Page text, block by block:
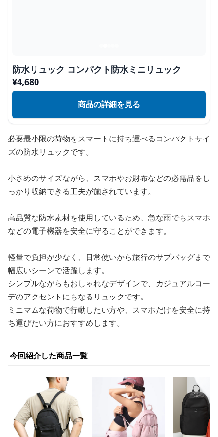
防水リュック コンパクト防水ミニリュック
¥4,680
商品の詳細を見る
必要最小限の荷物をスマートに持ち運べるコンパクトサイ
ズの防水リュックです。
小さめのサイズながら、スマホやお財布などの必需品をし
っかり収納できる工夫が施されています。
高品質な防水素材を使用しているため、急な雨でもスマホ
などの電子機器を安全に守ることができます。
軽量で負担が少なく、日常使いから旅行のサブバッグまで
幅広いシーンで活躍します。
シンプルながらもおしゃれなデザインで、カジュアルコー
デのアクセントにもなるリュックです。
ミニマムな荷物で行動したい方や、スマホだけを安全に持
ち運びたい方におすすめします。
今回紹介した商品一覧